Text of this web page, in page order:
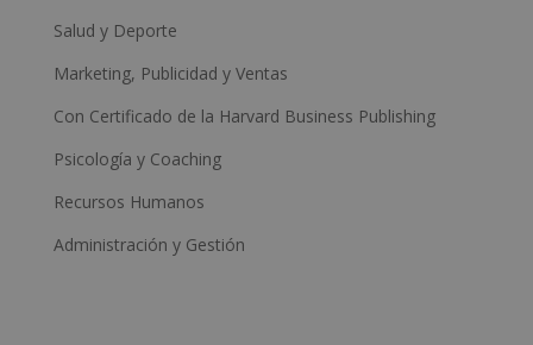
Salud y Deporte
Marketing, Publicidad y Ventas
Con Certificado de la Harvard Business Publishing
Psicología y Coaching
Recursos Humanos
Administración y Gestión